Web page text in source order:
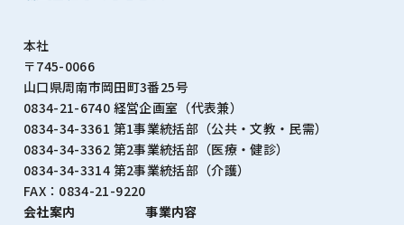
本社
〒745-0066
山口県周南市岡田町3番25号
0834-21-6740 経営企画室（代表兼）
0834-34-3361 第1事業統括部（公共・文教・⺠需）
0834-34-3362 第2事業統括部（医療・健診）
0834-34-3314 第2事業統括部（介護）
FAX：0834-21-9220
会社案内
事業内容